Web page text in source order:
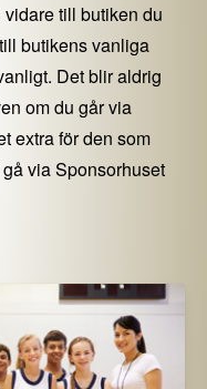
till butiken du
butikens vanliga
Det blir aldrig
om du går via
extra för den som
via Sponsorhuset